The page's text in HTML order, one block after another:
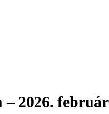
– 2026. február